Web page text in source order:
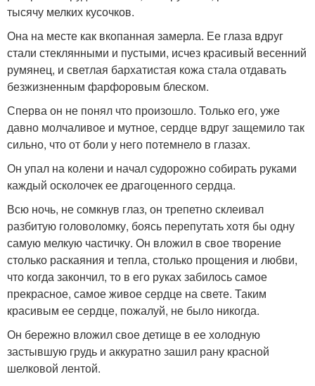
тысячу мелких кусочков.
Она на месте как вкопанная замерла. Ее глаза вдруг
стали стеклянными и пустыми, исчез красивый весенний
румянец, и светлая бархатистая кожа стала отдавать
безжизненным фарфоровым блеском.
Сперва он не понял что произошло. Только его, уже
давно молчаливое и мутное, сердце вдруг защемило так
сильно, что от боли у него потемнело в глазах.
Он упал на колени и начал судорожно собирать руками
каждый осколочек ее драгоценного сердца.
Всю ночь, не сомкнув глаз, он трепетно склеивал
разбитую головоломку, боясь перепутать хотя бы одну
самую мелкую частичку. Он вложил в свое творение
столько раскаяния и тепла, столько прощения и любви,
что когда закончил, то в его руках забилось самое
прекрасное, самое живое сердце на свете. Таким
красивым ее сердце, пожалуй, не было никогда.
Он бережно вложил свое детище в ее холодную
застывшую грудь и аккуратно зашил рану красной
шелковой лентой.